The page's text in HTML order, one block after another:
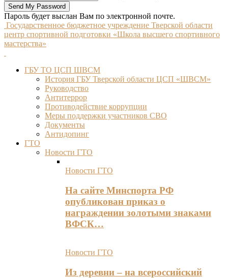
Пароль будет выслан Вам по электронной почте.
Государственное бюджетное учреждение Тверской области
центр спортивной подготовки «Школа высшего спортивного
мастерства»
ГБУ ТО ЦСП ШВСМ
История ГБУ Тверской области ЦСП «ШВСМ»
Руководство
Антитеррор
Противодействие коррупции
Меры поддержки участников СВО
Документы
Антидопинг
ГТО
Новости ГТО
Новости ГТО
На сайте Минспорта РФ
опубликован приказ о
награждении золотыми знаками
ВФСК…
Новости ГТО
Из деревни – на всероссийский